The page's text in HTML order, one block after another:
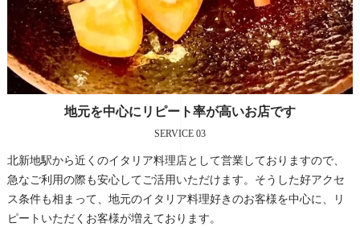
地元を中心にリピート率が高いお店です
SERVICE 03
北新地駅から近くのイタリア料理店として営業しておりますので、
急なご利用の際も安心してご活用いただけます。そうした好アクセ
ス条件も相まって、地元のイタリア料理好きのお客様を中心に、リ
ピートいただくお客様が増えております。